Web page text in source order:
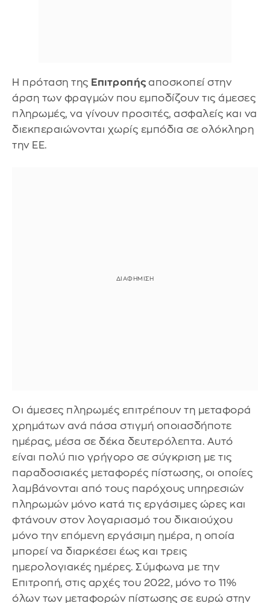
Η πρόταση της Επιτροπής αποσκοπεί στην
άρση των φραγμών που εμποδίζουν τις άμεσες
πληρωμές, να γίνουν προσιτές, ασφαλείς και να
διεκπεραιώνονται χωρίς εμπόδια σε ολόκληρη
την ΕΕ.
Οι άμεσες πληρωμές επιτρέπουν τη μεταφορά
χρημάτων ανά πάσα στιγμή οποιασδήποτε
ημέρας, μέσα σε δέκα δευτερόλεπτα. Αυτό
είναι πολύ πιο γρήγορο σε σύγκριση με τις
παραδοσιακές μεταφορές πίστωσης, οι οποίες
λαμβάνονται από τους παρόχους υπηρεσιών
πληρωμών μόνο κατά τις εργάσιμες ώρες και
φτάνουν στον λογαριασμό του δικαιούχου
μόνο την επόμενη εργάσιμη ημέρα, η οποία
μπορεί να διαρκέσει έως και τρεις
ημερολογιακές ημέρες. Σύμφωνα με την
Επιτροπή, στις αρχές του 2022, μόνο το 11%
όλων των μεταφορών πίστωσης σε ευρώ στην